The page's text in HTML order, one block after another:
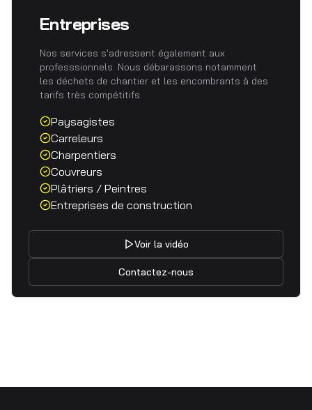
Entreprises
Nos services s'adressent également aux
professsionnels. Nous débarassons notamment
les déchets de chantier et les encombrants à des
tarifs très compétitifs.
Paysagistes
Carreleurs
Charpentiers
Couvreurs
Plâtriers / Peintres
Entreprises de construction
Voir la vidéo
Contactez-nous